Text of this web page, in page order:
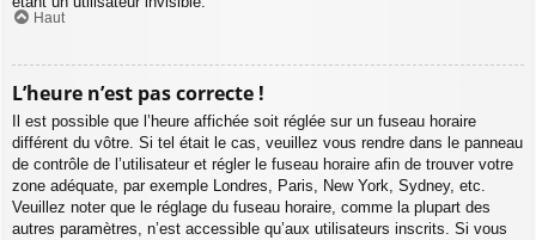
Haut
L’heure n’est pas correcte !
Il est possible que l’heure affichée soit réglée sur un fuseau horaire
différent du vôtre. Si tel était le cas, veuillez vous rendre dans le panneau
de contrôle de l’utilisateur et régler le fuseau horaire afin de trouver votre
zone adéquate, par exemple Londres, Paris, New York, Sydney, etc.
Veuillez noter que le réglage du fuseau horaire, comme la plupart des
autres paramètres, n’est accessible qu’aux utilisateurs inscrits. Si vous